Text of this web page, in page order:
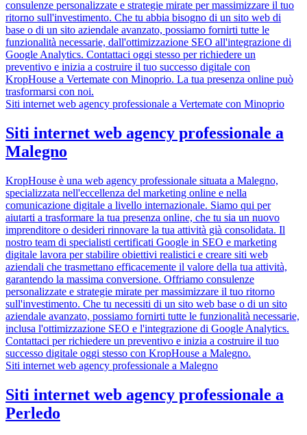
consulenze personalizzate e strategie mirate per massimizzare il tuo
ritorno sull'investimento. Che tu abbia bisogno di un sito web di
base o di un sito aziendale avanzato, possiamo fornirti tutte le
funzionalità necessarie, dall'ottimizzazione SEO all'integrazione di
Google Analytics. Contattaci oggi stesso per richiedere un
preventivo e inizia a costruire il tuo successo digitale con
KropHouse a Vertemate con Minoprio. La tua presenza online può
trasformarsi con noi.
Siti internet web agency professionale a Vertemate con Minoprio
Siti internet web agency professionale a
Malegno
KropHouse è una web agency professionale situata a Malegno,
specializzata nell'eccellenza del marketing online e nella
comunicazione digitale a livello internazionale. Siamo qui per
aiutarti a trasformare la tua presenza online, che tu sia un nuovo
imprenditore o desideri rinnovare la tua attività già consolidata. Il
nostro team di specialisti certificati Google in SEO e marketing
digitale lavora per stabilire obiettivi realistici e creare siti web
aziendali che trasmettano efficacemente il valore della tua attività,
garantendo la massima conversione. Offriamo consulenze
personalizzate e strategie mirate per massimizzare il tuo ritorno
sull'investimento. Che tu necessiti di un sito web base o di un sito
aziendale avanzato, possiamo fornirti tutte le funzionalità necessarie,
inclusa l'ottimizzazione SEO e l'integrazione di Google Analytics.
Contattaci per richiedere un preventivo e inizia a costruire il tuo
successo digitale oggi stesso con KropHouse a Malegno.
Siti internet web agency professionale a Malegno
Siti internet web agency professionale a
Perledo